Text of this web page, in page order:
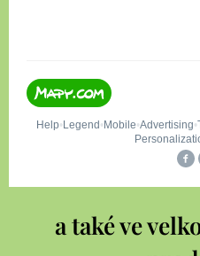
a také ve